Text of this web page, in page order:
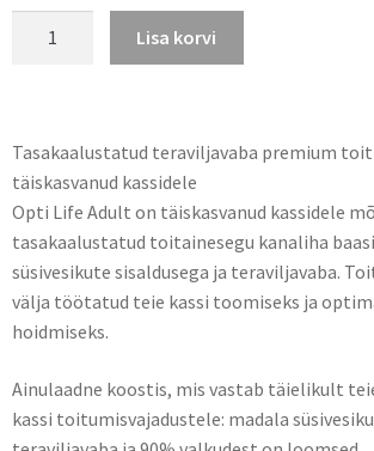
Lisa korvi
Tasakaalustatud teraviljavaba premium toit
täiskasvanud kassidele
Opti Life Adult on täiskasvanud kassidele
tasakaalustatud toitainesegu kanaliha
süsivesikute sisaldusega ja teraviljavaba.
välja töötatud teie kassi toomiseks ja
hoidmiseks.
Ainulaadne koostis, mis vastab täielikult
kassi toitumisvajadustele: madala